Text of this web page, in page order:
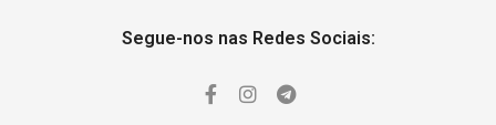
Segue-nos nas Redes Sociais: